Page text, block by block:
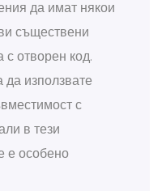
да имат някои
съществени
отворен код.
използвате
с
в тези
е особено